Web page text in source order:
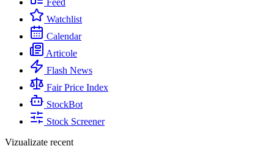
Feed
Watchlist
Calendar
Articole
Flash News
Fair Price Index
StockBot
Stock Screener
Vizualizate recent